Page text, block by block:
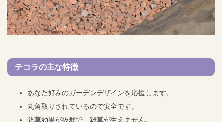
テコラの主な特徴
あなた好みのガーデンデザインを応援します。
丸角取りされているので安全です。
防草効果が抜群で、雑草が生えません。